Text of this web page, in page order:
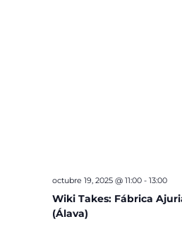
Wiki Takes: Fábrica
(Álava)
octubre 19, 2025 @ 11:00- 13:00